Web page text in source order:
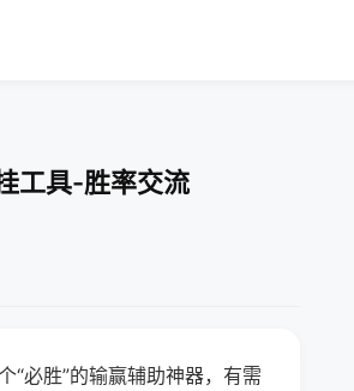
工具-胜率交流
“必胜”的输赢辅助神器，有需